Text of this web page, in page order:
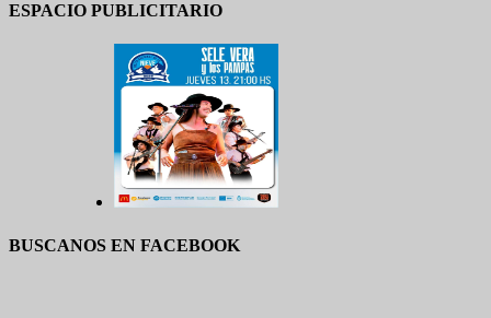
ESPACIO PUBLICITARIO
BUSCANOS EN FACEBOOK